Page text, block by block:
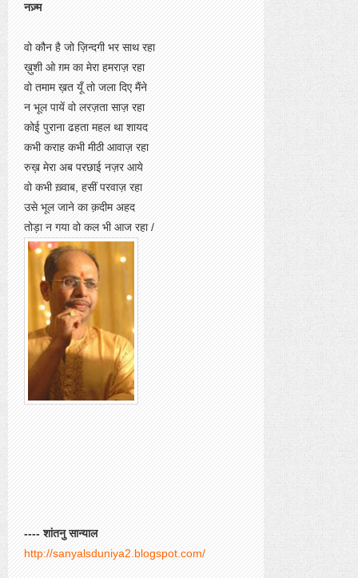
नज़्म
वो कौन है जो ज़िन्दगी भर साथ रहा
ख़ुशी ओ ग़म का मेरा हमराज़ रहा
वो तमाम ख़त यूँ तो जला दिए मैंने
न भूल पायें वो लरज़ता साज़ रहा
कोई पुराना ढहता महल था शायद
कभी कराह कभी मीठी आवाज़ रहा
रुख़ मेरा अब परछाई नज़र आये
वो कभी ख़्वाब, हसीं परवाज़ रहा
उसे भूल जाने का क़दीम अहद
तोड़ा न गया वो कल भी आज रहा /
---- शांतनु सान्याल
http://sanyalsduniya2.blogspot.com/